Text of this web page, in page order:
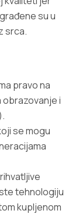
su u
srca.
pravo na
i
se mogu
tehnologiju
kupljenom